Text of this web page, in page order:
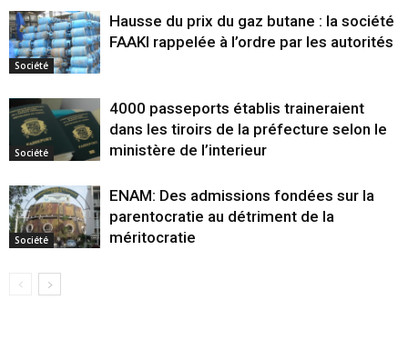
Société
Hausse du prix du gaz butane : la société
FAAKI rappelée à l’ordre par les autorités
Société
4000 passeports établis traineraient
dans les tiroirs de la préfecture selon le
ministère de l’interieur
Société
ENAM: Des admissions fondées sur la
parentocratie au détriment de la
méritocratie